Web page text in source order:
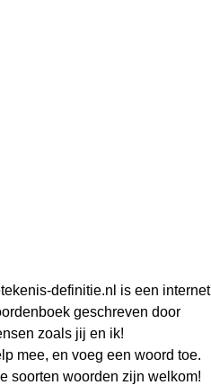
definitie.nl is een internet
geschreven door
zoals jij en ik!
mee, en voeg een woord toe.
soorten woorden zijn welkom!